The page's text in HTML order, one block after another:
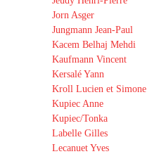
Jorn Asger
Jungmann Jean-Paul
Kacem Belhaj Mehdi
Kaufmann Vincent
Kersalé Yann
Kroll Lucien et Simone
Kupiec Anne
Kupiec/Tonka
Labelle Gilles
Lecanuet Yves